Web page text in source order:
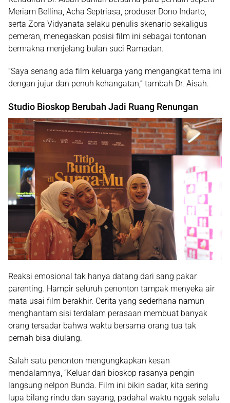
Meriam Bellina, Acha Septriasa , produser Dono Indarto
serta Zora Vidyanata selaku penulis skenario sekaligus
pemeran, menegaskan posisi film ini sebagai tontonan
bermakna menjelang bulan suci Ramadan.
“Saya senang ada film keluarga yang mengangkat tema ini
dengan jujur dan penuh kehangatan,” tambah Dr. Aisah.
Studio Bioskop Berubah Jadi Ruang Renungan
Reaksi emosional tak hanya datang dari sang pakar
parenting. Hampir seluruh penonton tampak menyeka air
mata usai film berakhir. Cerita yang sederhana namun
menghantam sisi terdalam perasaan membuat banyak
orang tersadar bahwa waktu bersama orang tua tak
pernah bisa diulang.
Salah satu penonton mengungkapkan kesan
mendalamnya, “Keluar dari bioskop rasanya pengin
langsung nelpon Bunda. Film ini bikin sadar, kita sering
lupa bilang rindu dan sayang, padahal waktu nggak selalu